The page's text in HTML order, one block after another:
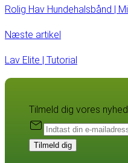
Rolig Hav Hundehalsbånd |
Næste artikel
Lav Elite | Tutorial
Tilmeld dig vores
Tilmeld dig